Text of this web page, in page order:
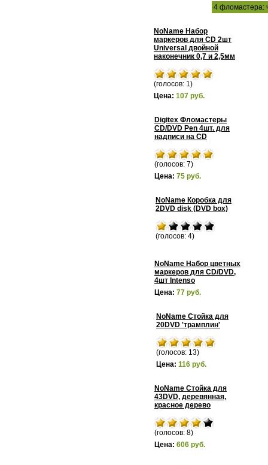
4 фломастера:
NoName Набор
маркеров для CD 2шт
Universal двойной
наконечник 0,7 и 2,5мм
(голосов: 1)
Цена: 107 руб.
Digitex Фломастеры
CD/DVD Pen 4шт. для
надписи на CD
(голосов: 7)
Цена: 75 руб.
NoName Коробка для
2DVD disk (DVD box)
(голосов: 4)
NoName Набор цветных
маркеров для CD/DVD,
4шт Intenso
Цена: 77 руб.
NoName Стойка для
20DVD 'трамплин'
(голосов: 13)
Цена: 116 руб.
NoName Стойка для
43DVD, деревянная,
красное дерево
(голосов: 8)
Цена: 606 руб.